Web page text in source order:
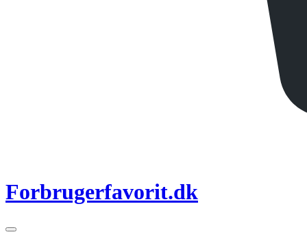
Forbrugerfavorit.dk